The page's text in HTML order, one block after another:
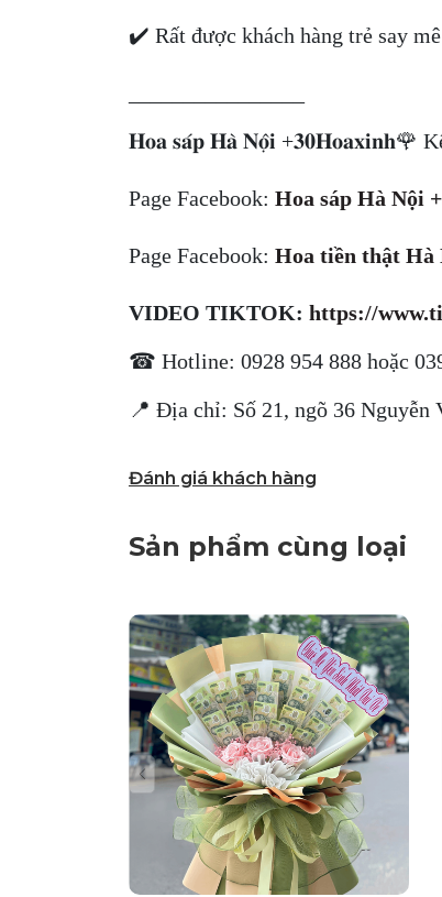
✔️ Rất được khách hàng trẻ say
𝐇𝐨𝐚 𝐬𝐚́𝐩 𝐇𝐚̀ 𝐍𝐨̣̂𝐢 +𝟑𝟎𝐇𝐨𝐚𝐱𝐢𝐧𝐡🌹
Page Facebook: Hoa sáp Hà Nội
Page Facebook: Hoa tiền thật Hà
VIDEO TIKTOK: https://
☎ Hotline: 0928 954 888 hoặc
📍 Địa chỉ: Số 21, ngõ 36
Đánh giá khách hàng
Sản phẩm cùng loại